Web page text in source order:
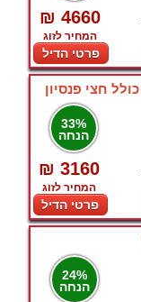
₪ 4660
המחיר לזוג
פרטי הדיל
33%
הנחה
₪ 3160
המחיר לזוג
פרטי הדיל
24%
הנחה